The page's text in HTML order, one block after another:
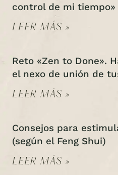
control de mi tiempo»
LEER MÁS »
Reto «Zen to Done».
el nexo de unión de
LEER MÁS »
Consejos para
(según el Feng Shui)
LEER MÁS »